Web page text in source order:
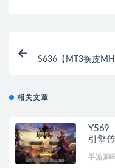
S636【MT3换皮
相关文章
Y569
引擎
手游源